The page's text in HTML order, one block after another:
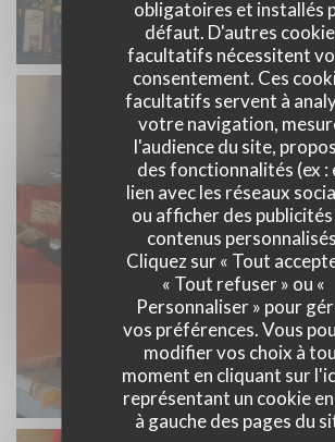
obligatoires et installés
défaut. D'autres
facultatifs nécessitent
consentement. Ces
facultatifs servent à
votre navigation,
l'audience du site,
des fonctionnalités (ex :
lien avec les réseaux
ou afficher des publicités
contenus personnalisés.
Cliquez sur « Tout
« Tout refuser » ou «
Personnaliser » pour
vos préférences. Vous
modifier vos choix à
moment en cliquant sur
représentant un cookie en
à gauche des pages du